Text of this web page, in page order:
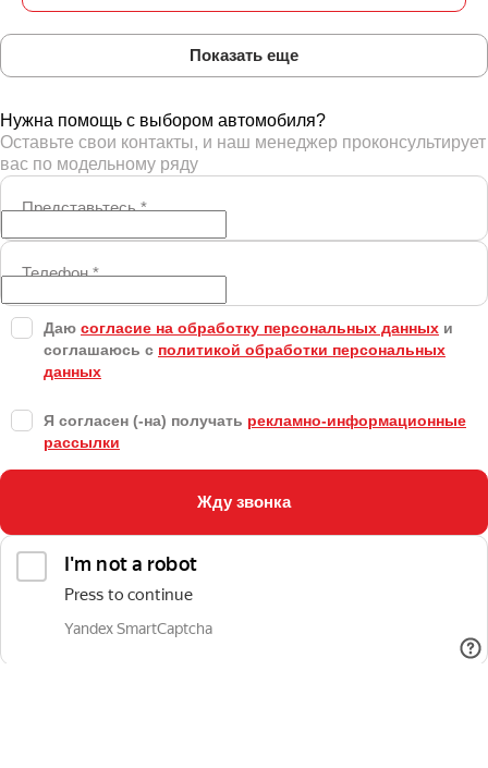
Показать еще
Нужна помощь с выбором автомобиля?
Оставьте свои контакты, и наш менеджер проконсультирует
вас по модельному ряду
Представьтесь*
Телефон*
Даю согласие на обработку персональных данных и
соглашаюсь с политикой обработки персональных
данных
Я согласен (-на) получать рекламно-информационные
рассылки
Жду звонка